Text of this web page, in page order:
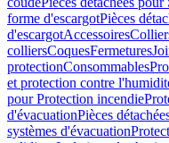
forme d'escargotPièces
d'escargotAccessoires
colliersCoquesFermetures
protectionConsommables
et protection contre
pour Protection incendie
d'évacuationPièces
systèmes d'évacuation